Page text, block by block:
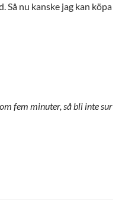
nu kanske jag kan köpa
fem minuter, så bli inte sur